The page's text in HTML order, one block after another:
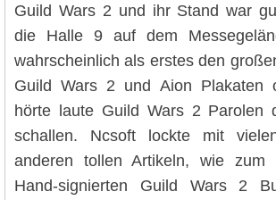
Guild Wars 2 und ihr Stand war
die Halle 9 auf dem
wahrscheinlich als erstes den
Guild Wars 2 und Aion Plakaten
hörte laute Guild Wars 2 Parolen
schallen. Ncsoft lockte mit
anderen tollen Artikeln, wie zum
Hand-signierten Guild Wars 2